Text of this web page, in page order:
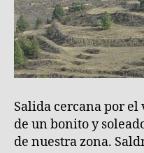
Salida cercana por
de un bonito y
de nuestra zona.